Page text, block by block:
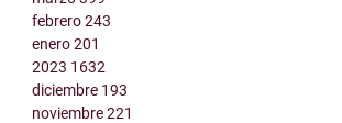
febrero243
enero201
2023 1632
diciembre 193
noviembre221